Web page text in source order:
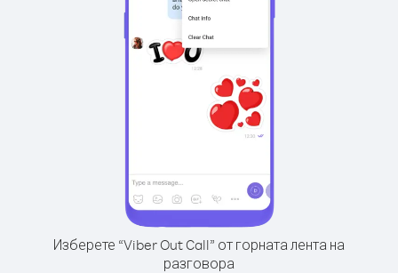
Изберете “Viber Out Call” от горната лента на
разговора